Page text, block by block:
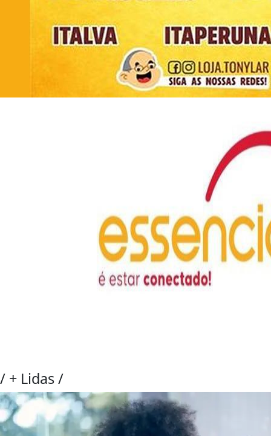
/ + Lidas/